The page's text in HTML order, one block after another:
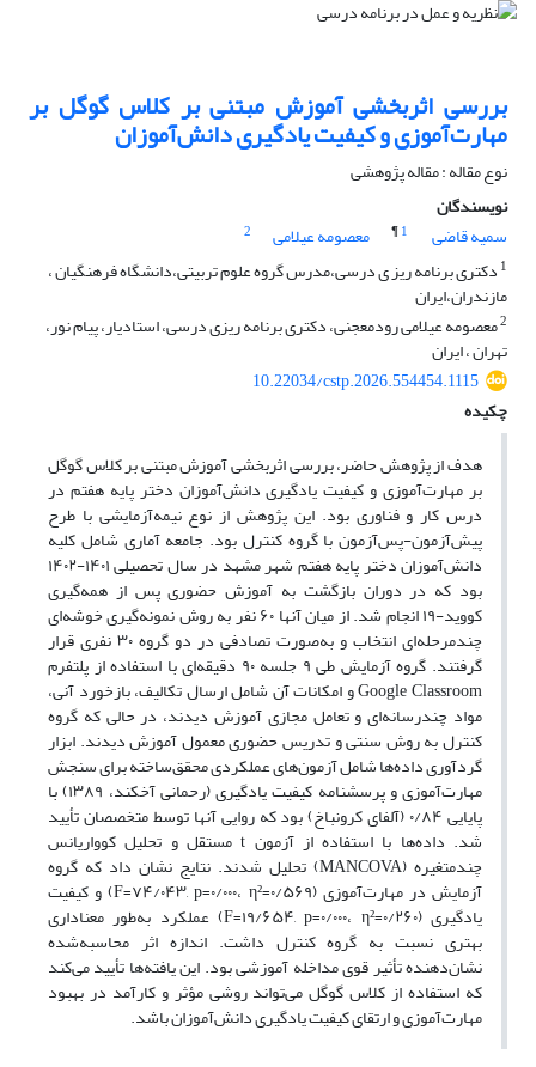
بررسی اثربخشی آموزش مبتنی بر کلاس گوگل بر
مهارت‌آموزی و کیفیت یادگیری دانش‌آموزان
نوع مقاله : مقاله پژوهشی
نویسندگان
سمیه قاضی
1
¶ معصومه عیلامی
2
1 دکتری برنامه ریز ی درسی،مدرس گروه علوم تربیتی،دانشگاه فرهنگیان ،
مازندران،ایران
2معصومه عیلامی رودمعجنی، دکتری برنامه ریزی درسی، استادیار، پیام نور،
تهران ، ایران
10.22034/cstp.2026.554454.1115
چکیده
هدف از پژوهش حاضر، بررسی اثربخشی آموزش مبتنی بر کلاس گوگل
بر مهارت‌آموزی و کیفیت یادگیری دانش‌آموزان دختر پایه هفتم در
درس کار و فناوری بود. این پژوهش از نوع نیمه‌آزمایشی با طرح
پیش‌آزمون-پس‌آزمون با گروه کنترل بود. جامعه آماری شامل کلیه
دانش‌آموزان دختر پایه هفتم شهر مشهد در سال تحصیلی ۱۴۰۱-۱۴۰۲
بود که در دوران بازگشت به آموزش حضوری پس از همه‌گیری
کووید-۱۹ انجام شد. از میان آنها ۶۰ نفر به روش نمونه‌گیری خوشه‌ای
چندمرحله‌ای انتخاب و به‌صورت تصادفی در دو گروه ۳۰ نفری قرار
گرفتند. گروه آزمایش طی ۹ جلسه ۹۰ دقیقه‌ای با استفاده از پلتفرم
Google Classroom و امکانات آن شامل ارسال تکالیف، بازخورد آنی،
مواد چندرسانه‌ای و تعامل مجازی آموزش دیدند، در حالی که گروه
کنترل به روش سنتی و تدریس حضوری معمول آموزش دیدند. ابزار
گردآوری داده‌ها شامل آزمون‌های عملکردی محقق‌ساخته برای سنجش
مهارت‌آموزی و پرسشنامه کیفیت یادگیری (رحمانی آخکند، ۱۳۸۹) با
پایایی ۰/۸۴ (آلفای کرونباخ) بود که روایی آنها توسط متخصصان تأیید
شد. داده‌ها با استفاده از آزمون t مستقل و تحلیل کوواریانس
چندمتغیره (MANCOVA) تحلیل شدند. نتایج نشان داد که گروه
آزمایش در مهارت‌آموزی (F=۷۴/۰۴۳, p=۰/۰۰۰، η²=۰/۵۶۹) و کیفیت
یادگیری (F=۱۹/۶۵۴, p=۰/۰۰۰، η²=۰/۲۶۰) عملکرد به‌طور معناداری
بهتری نسبت به گروه کنترل داشت. اندازه اثر محاسبه‌شده
نشان‌دهنده تأثیر قوی مداخله آموزشی بود. این یافته‌ها تأیید می‌کند
که استفاده از کلاس گوگل می‌تواند روشی مؤثر و کارآمد در بهبود
مهارت‌آموزی و ارتقای کیفیت یادگیری دانش‌آموزان باشد.